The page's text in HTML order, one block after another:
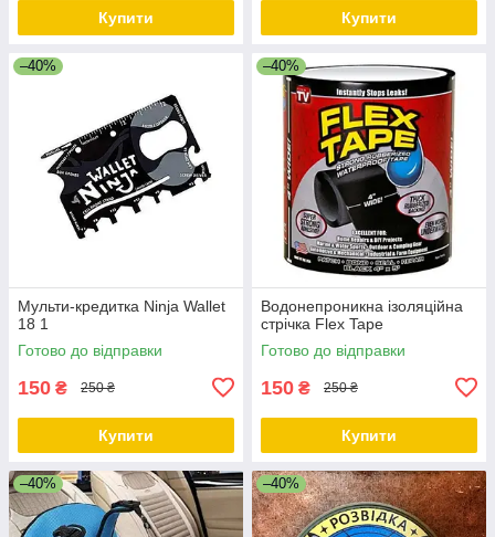
Купити Купити
–40%
Мульти-кредитка Ninja Wallet
18 1
Готово до відправки
150 ₴ 250 ₴
Купити
–40%
Водонепроникна ізоляційна
стрічка Flex Tape
Готово до відправки
150 ₴ 250 ₴
Купити
–40% –40%